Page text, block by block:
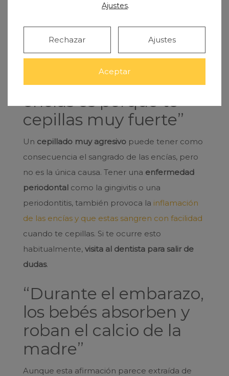
cepilles al menos dos veces al día, al levantarte
frotando con suavidad para no dañar las
encías.
“Si te sangran las
encías es porque te
cepillas muy fuerte”
Un cepillado muy agresivo puede tener como
consecuencia el sangrado de las encías, pero
no es la única causa. Tener una enfermedad
periodontal como la gingivitis o una
periodontitis, también provoca la inflamación
de las encías y que estas sangren con facilidad
cuando te cepillas. Si te ocurre esto
habitualmente, visita al dentista para salir de
dudas.
“Durante el embarazo,
los bebés absorben y
roban el calcio de la
madre”
Aunque esta afirmación parece extraída de
Ajustes.
Aceptar
Rechazar Ajustes